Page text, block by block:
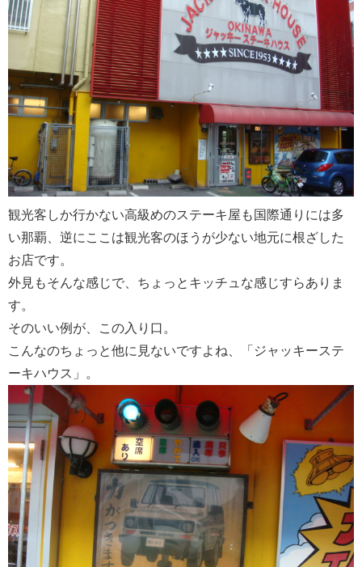
観光客しか行かない高級めのステーキ屋も国際通りには多
い那覇、逆にここは観光客のほうが少ない地元に根ざした
お店です。
外見もそんな感じで、ちょっとキッチュな感じすらありま
す。
そのいい例が、この入り口。
こんなのちょっと他に見ないですよね、「ジャッキーステ
ーキハウス」。